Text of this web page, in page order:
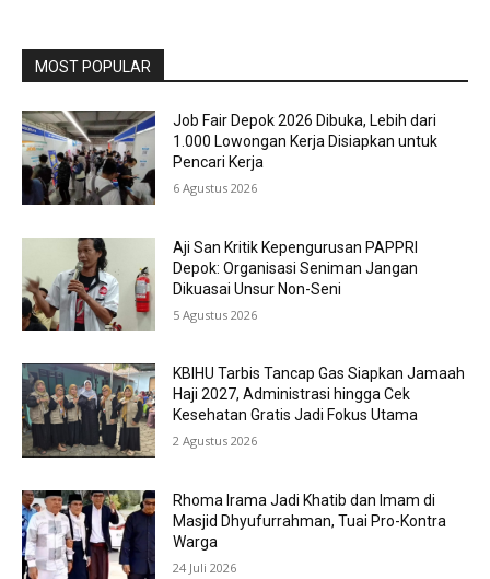
MOST POPULAR
Job Fair Depok 2026 Dibuka, Lebih dari
1.000 Lowongan Kerja Disiapkan untuk
Pencari Kerja
6 Agustus 2026
Aji San Kritik Kepengurusan PAPPRI
Depok: Organisasi Seniman Jangan
Dikuasai Unsur Non-Seni
5 Agustus 2026
KBIHU Tarbis Tancap Gas Siapkan Jamaah
Haji 2027, Administrasi hingga Cek
Kesehatan Gratis Jadi Fokus Utama
2 Agustus 2026
Rhoma Irama Jadi Khatib dan Imam di
Masjid Dhyufurrahman, Tuai Pro-Kontra
Warga
24 Juli 2026